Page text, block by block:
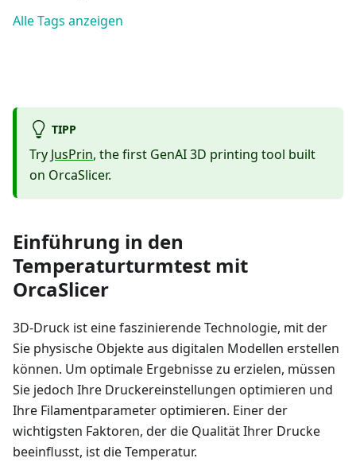
Alle Tags anzeigen
TIPP
Try JusPrin, the first GenAI 3D printing tool built
on OrcaSlicer.
Einführung in den
Temperaturturmtest mit
OrcaSlicer
3D-Druck ist eine faszinierende Technologie, mit der
Sie physische Objekte aus digitalen Modellen erstellen
können. Um optimale Ergebnisse zu erzielen, müssen
Sie jedoch Ihre Druckereinstellungen optimieren und
Ihre Filamentparameter optimieren. Einer der
wichtigsten Faktoren, der die Qualität Ihrer Drucke
beeinflusst, ist die Temperatur.